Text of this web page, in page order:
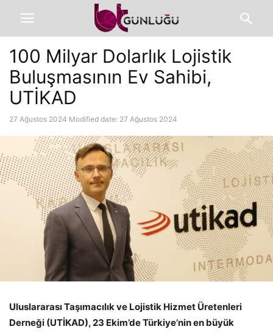
100 Milyar Dolarlık Lojistik
Buluşmasının Ev Sahibi,
UTİKAD
27 Ağustos 2024 Modified date: 27 Ağustos 2024
Uluslararası Taşımacılık ve Lojistik Hizmet Üretenleri
Derneği (UTİKAD), 23 Ekim’de Türkiye’nin en büyük